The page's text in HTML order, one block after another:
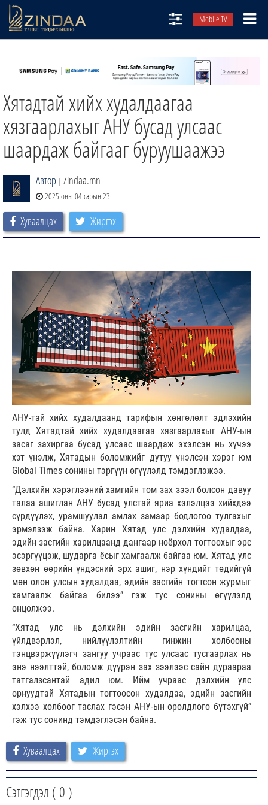
Mobile TV
ТВ8
ӨГЛӨӨНИЙ СОНИН
АУДИО ЗОХИОЛ
ЗИНДАА СЭТГҮҮЛ
Хятадтай хийх худалдаагаа
хязгаарлахыг АНУ бусад улсаас
шаардаж байгааг буруушаажээ
Автор | Zindaa.mn
2025 оны 04 сарын 23
Хуваалцах Жиргэх
АНУ-тай хийх худалдаанд тарифын хөнгөлөлт эдлэхийн
тулд Хятадтай хийх худалдаагаа хязгаарлахыг АНУ-ын
засаг захиргаа бусад улсаас шаардаж эхэлсэн нь хүчээ
хэт үнэлж, Хятадын боломжийг дутуу үнэлсэн хэрэг юм
Global Times сонины тэргүүн өгүүлэлд тэмдэглэжээ.
“Дэлхийн хэрэглээний хамгийн том зах зээл болсон давуу
талаа ашиглан АНУ бусад улстай яриа хэлэлцээ хийхдээ
сүрдүүлэх, урамшуулал амлах замаар бодлогоо тулгахыг
эрмэлзэж байна. Харин Хятад улс дэлхийн худалдаа,
эдийн засгийн харилцаанд дангаар ноёрхол тогтоохыг эрс
эсэргүүцэж, шударга ёсыг хамгаалж байгаа юм. Хятад улс
зөвхөн өөрийн үндэсний эрх ашиг, нэр хүндийг төдийгүй
мөн олон улсын худалдаа, эдийн засгийн тогтсон журмыг
хамгаалж байгаа билээ” гэж тус сонины өгүүлэлд
онцолжээ.
“Хятад улс нь дэлхийн эдийн засгийн харилцаа,
үйлдвэрлэл, нийлүүлэлтийн гинжин холбооны
тэнцвэржүүлэгч зангуу учраас тус улсаас тусгаарлах нь
энэ нээлттэй, боломж дүүрэн зах зээлээс сайн дураараа
татгалзсантай адил юм. Ийм учраас дэлхийн улс
орнуудтай Хятадын тогтоосон худалдаа, эдийн засгийн
хэлхээ холбоог таслах гэсэн АНУ-ын оролдлого бүтэхгүй”
гэж тус сонинд тэмдэглэсэн байна.
Хуваалцах Жиргэх
Сэтгэгдэл ( 0 )